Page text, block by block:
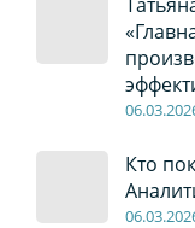
06.0
Кто
06.0